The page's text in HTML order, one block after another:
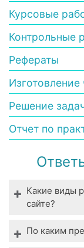
Курсовые
Контрольные
Рефераты
Решение
Отчет по
Какие виды
сайте?
Мы
По каким